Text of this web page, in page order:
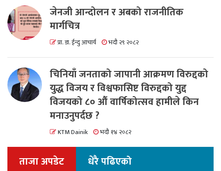
जेनजी आन्दोलन र अबको राजनीतिक
मार्गचित्र
प्रा. डा. ईन्दु आचार्य भदौ २९ २०८२
चिनियाँ जनताको जापानी आक्रमण विरुद्दको
युद्ध विजय र विश्वफासिष्ट विरुद्दको युद्द
विजयको ८० औं वार्षिकोत्सव हामीले किन
मनाउनुपर्दछ ?
KTM Dainik भदौ १४ २०८२
ताजा अपडेट धेरै पढिएको